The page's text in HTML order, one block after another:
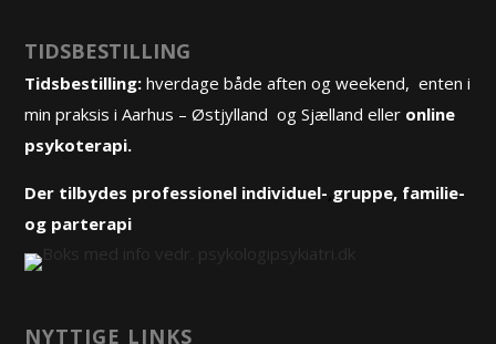
TIDSBESTILLING
Tidsbestilling: hverdage både aften og weekend, enten i
min praksis i Aarhus – Østjylland og Sjælland eller online
psykoterapi.
Der tilbydes professionel individuel- gruppe, familie-
og parterapi
NYTTIGE LINKS